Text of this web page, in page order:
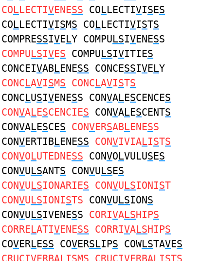
COLLECTIVENESS COLLECTIVISES
COLLECTIVISMS COLLECTIVISTS
COMPRESSIVELY COMPULSIVENESS
COMPULSIVES COMPULSIVITIES
CONCEIVABLENESS CONCESSIVELY
CONCLAVISMS CONCLAVISTS
CONCLUSIVENESS CONVALESCENCES
CONVALESCENCIES CONVALESCENTS
CONVALESCES CONVERSABLENESS
CONVERTIBLENESS CONVIVIALISTS
CONVOLUTEDNESS CONVOLVULUSES
CONVULSANTS CONVULSES
CONVULSIONARIES CONVULSIONIST
CONVULSIONISTS CONVULSIONS
CONVULSIVENESS CORIVALSHIPS
CORRELATIVENESS CORRIVALSHIPS
COVERLESS COVERSLIPS COWLSTAVES
CRUCIVERBALISMS CRUCIVERBALISTS